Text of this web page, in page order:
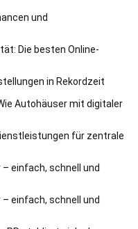
und
Die besten Online-
in Rekordzeit
Autohäuser mit digitaler
für zentrale
einfach, schnell und
einfach, schnell und